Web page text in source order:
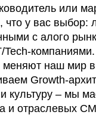
или
что у вас выбор:
с алого
наш мир
Growth-
культуру – мы
и отраслевых